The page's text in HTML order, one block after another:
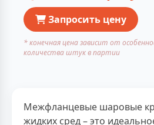
Запросить цену
* конечная цена зависит от
количества штук в партии
Межфланцевые шаровые
жидких сред – это